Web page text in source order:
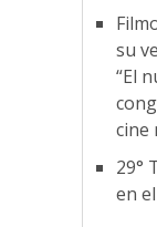
su
“El
cine
29°
en